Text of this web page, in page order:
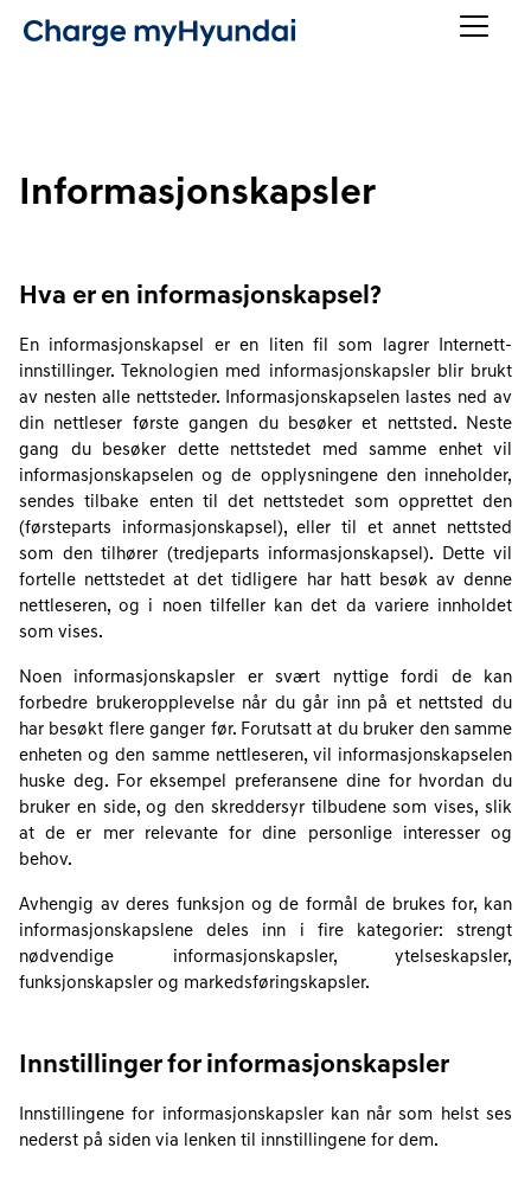
Informasjonskapsler
Hva er en informasjonskapsel?
En informasjonskapsel er en liten fil som lagrer Internett-
innstillinger. Teknologien med informasjonskapsler blir brukt
av nesten alle nettsteder. Informasjonskapselen lastes ned av
din nettleser første gangen du besøker et nettsted. Neste
gang du besøker dette nettstedet med samme enhet vil
informasjonskapselen og de opplysningene den inneholder,
sendes tilbake enten til det nettstedet som opprettet den
(førsteparts informasjonskapsel), eller til et annet nettsted
som den tilhører (tredjeparts informasjonskapsel). Dette vil
fortelle nettstedet at det tidligere har hatt besøk av denne
nettleseren, og i noen tilfeller kan det da variere innholdet
som vises.
Noen informasjonskapsler er svært nyttige fordi de kan
forbedre brukeropplevelse når du går inn på et nettsted du
har besøkt flere ganger før. Forutsatt at du bruker den samme
enheten og den samme nettleseren, vil informasjonskapselen
huske deg. For eksempel preferansene dine for hvordan du
bruker en side, og den skreddersyr tilbudene som vises, slik
at de er mer relevante for dine personlige interesser og
behov.
Avhengig av deres funksjon og de formål de brukes for, kan
informasjonskapslene deles inn i fire kategorier: strengt
nødvendige informasjonskapsler, ytelseskapsler,
funksjonskapsler og markedsføringskapsler.
Innstillinger for informasjonskapsler
Innstillingene for informasjonskapsler kan når som helst ses
nederst på siden via lenken til innstillingene for dem.